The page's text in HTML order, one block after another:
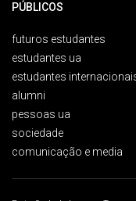
PÚBLICOS
futuros estudantes
estudantes ua
estudantes
alumni
pessoas ua
sociedade
comunicação e media